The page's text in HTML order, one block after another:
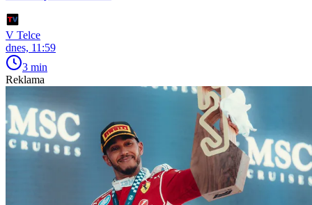
V Telce
dnes, 11:59
3 min
Reklama